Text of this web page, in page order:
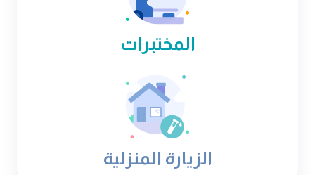
المختبرات
الزيارة المنزلية